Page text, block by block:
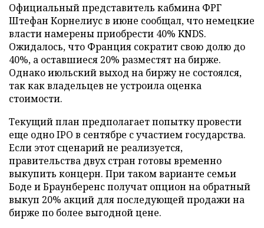
Официальный представитель кабмина ФРГ
Штефан Корнелиус в июне сообщал, что немецкие
власти намерены приобрести 40% KNDS.
Ожидалось, что Франция сократит свою долю до
40%, а оставшиеся 20% разместят на бирже.
Однако июльский выход на биржу не состоялся,
так как владельцев не устроила оценка
стоимости.
Текущий план предполагает попытку провести
еще одно IPO в сентябре с участием государства.
Если этот сценарий не реализуется,
правительства двух стран готовы временно
выкупить концерн. При таком варианте семьи
Боде и Браунберенс получат опцион на обратный
выкуп 20% акций для последующей продажи на
бирже по более выгодной цене.